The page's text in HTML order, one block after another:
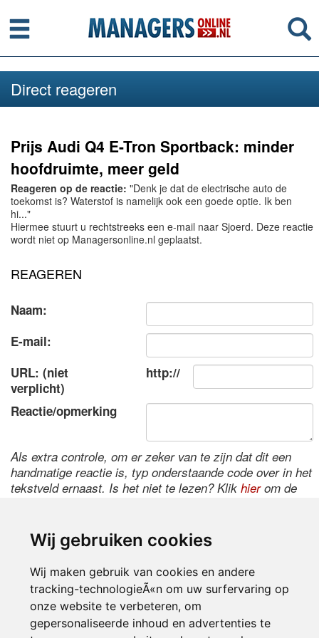
Wij gebruiken cookies
Wij maken gebruik van cookies en andere
tracking-technologieÃ«n om uw surfervaring op
onze website te verbeteren, om
gepersonaliseerde inhoud en advertenties te
Menu
Direct reageren
Prijs Audi Q4 E-Tron Sportback: minder
hoofdruimte, meer geld
Reageren op de reactie: "Denk je dat de electrische auto de
toekomst is? Waterstof is namelijk ook een goede optie. Ik ben
hi..."
Hiermee stuurt u rechtstreeks een e-mail naar Sjoerd. Deze reactie
wordt niet op Managersonline.nl geplaatst.
REAGEREN
Naam:
E-mail:
URL: (niet
verplicht)
http://
Reactie/opmerking
Als extra controle, om er zeker van te zijn dat dit een
handmatige reactie is, typ onderstaande code over in het
tekstveld ernaast. Is het niet te lezen? Klik hierom de